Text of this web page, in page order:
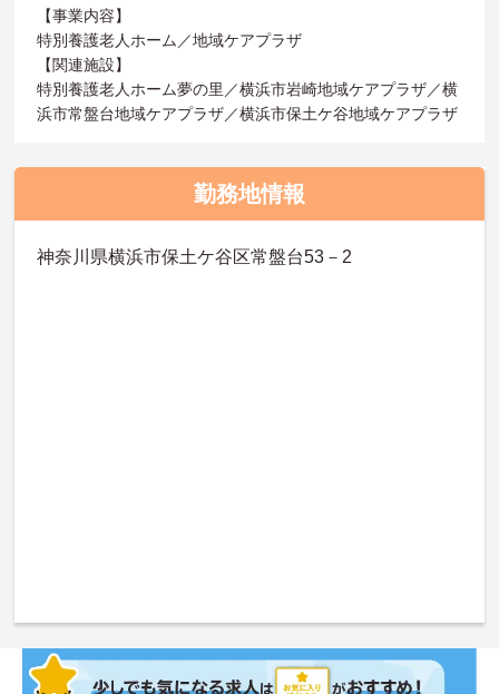
【事業内容】
特別養護老人ホーム／地域ケアプラザ
【関連施設】
特別養護老人ホーム夢の里／横浜市岩崎地域ケアプラザ／横
浜市常盤台地域ケアプラザ／横浜市保土ケ谷地域ケアプラザ
勤務地情報
神奈川県横浜市保土ケ谷区常盤台53－2